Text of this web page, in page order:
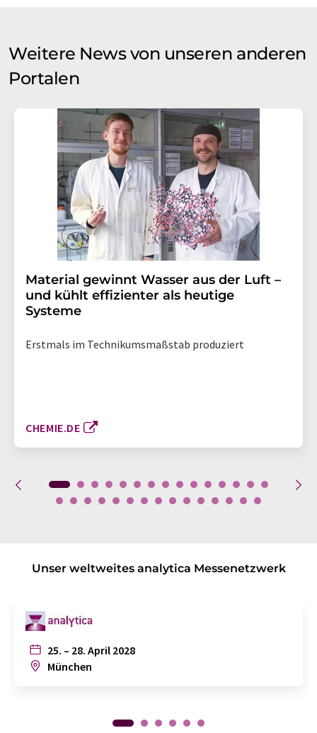
Weitere News von unseren anderen
Portalen
Material gewinnt Wasser aus der Luft –
und kühlt effizienter als heutige
Systeme
Erstmals im Technikumsmaßstab produziert
CHEMIE.DE
Unser weltweites analytica Messenetzwerk
25. – 28. April 2028
München